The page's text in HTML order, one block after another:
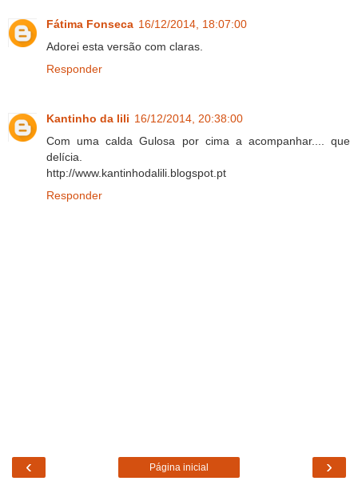
Fátima Fonseca 16/12/2014, 18:07:00
Adorei esta versão com claras.
Responder
Kantinho da lili 16/12/2014, 20:38:00
Com uma calda Gulosa por cima a acompanhar.... que
delícia.
http://www.kantinhodalili.blogspot.pt
Responder
‹ ›
Página inicial